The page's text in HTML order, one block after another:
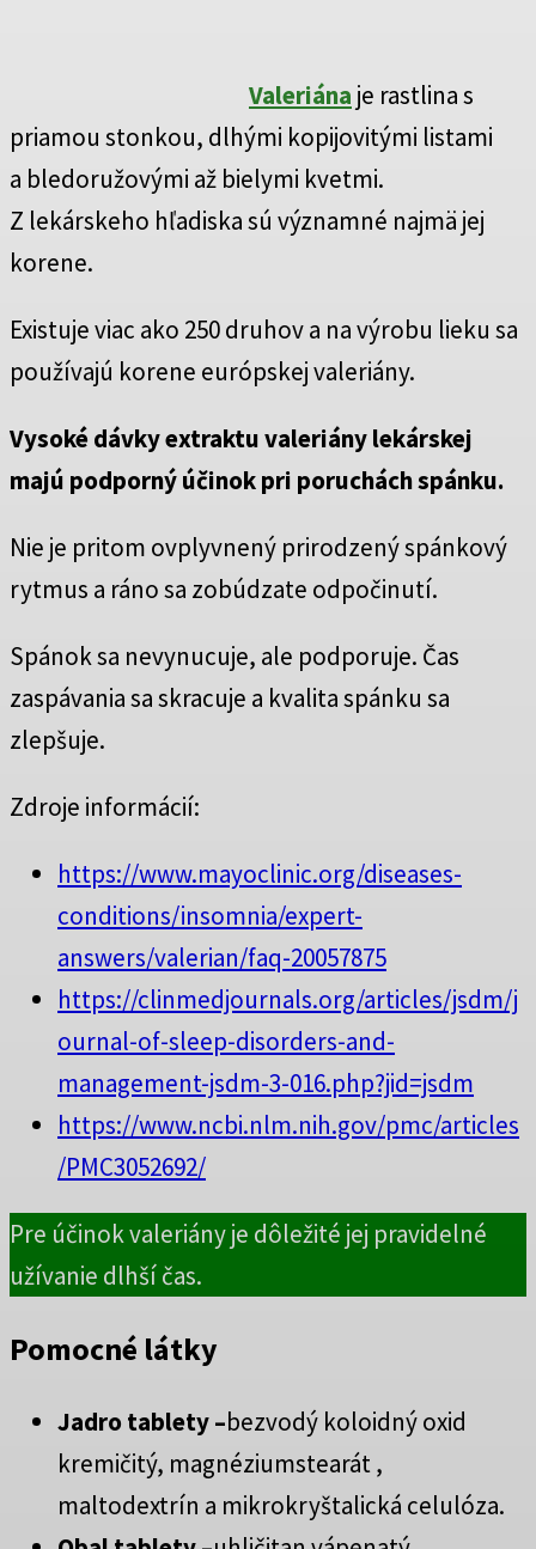
Valeriána je rastlina s
priamou stonkou, dlhými kopijovitými listami
a bledoružovými až bielymi kvetmi.
Z lekárskeho hľadiska sú významné najmä jej
korene.
Existuje viac ako 250 druhov a na výrobu lieku sa
používajú korene európskej valeriány.
Vysoké dávky extraktu valeriány lekárskej
majú podporný účinok pri poruchách spánku.
Nie je pritom ovplyvnený prirodzený spánkový
rytmus a ráno sa zobúdzate odpočinutí.
Spánok sa nevynucuje, ale podporuje. Čas
zaspávania sa skracuje a kvalita spánku sa
zlepšuje.
Zdroje informácií:
https://www.mayoclinic.org/diseases-
conditions/insomnia/expert-
answers/valerian/faq-20057875
https://clinmedjournals.org/articles/jsdm/j
ournal-of-sleep-disorders-and-
management-jsdm-3-016.php?jid=jsdm
https://www.ncbi.nlm.nih.gov/pmc/articles
/PMC3052692/
Pre účinok valeriány je dôležité jej pravidelné
užívanie dlhší čas.
Pomocné látky
Jadro tablety –bezvodý koloidný oxid
kremičitý, magnéziumstearát ,
maltodextrín a mikrokryštalická celulóza.